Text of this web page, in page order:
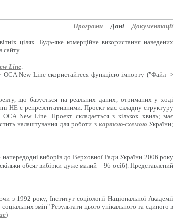
Програми ДаніДокументації
цілях. Будь-яке комерційне використання наведених
сайту.
Line.
OCA New Line скористайтеся функцією імпорту ("Файл ->
що базується на реальних даних, отриманих у ході
НЕ є репрезентативними. Проект має складну структуру
New Line. Проект складається з кількох хвиль; має
налаштування для роботи з картою-схемоюУкраїни;
виборів до Верховної Ради України 2006 року
обсяг вибірки дуже малий – 96 осіб). Представлений
з 1992 року, Інститут соціології Національної Академії
змін" Результати цього унікального та єдиного в
)